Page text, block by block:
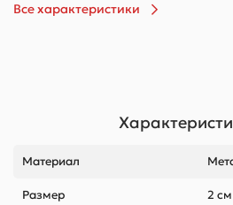
Все характеристики
Материал
Размер 2 см